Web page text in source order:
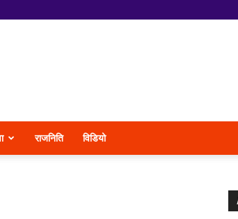
राजनिति विडियो